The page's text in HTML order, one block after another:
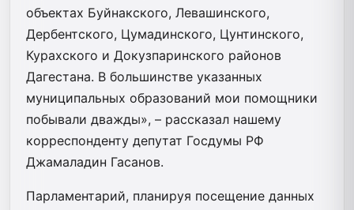
объектах Буйнакского, Левашинского,
Дербентского, Цумадинского, Цунтинского,
Курахского и Докузпаринского районов
Дагестана. В большинстве указанных
муниципальных образований мои помощники
побывали дважды», – рассказал нашему
корреспонденту депутат Госдумы РФ
Джамаладин Гасанов.
Парламентарий, планируя посещение данных